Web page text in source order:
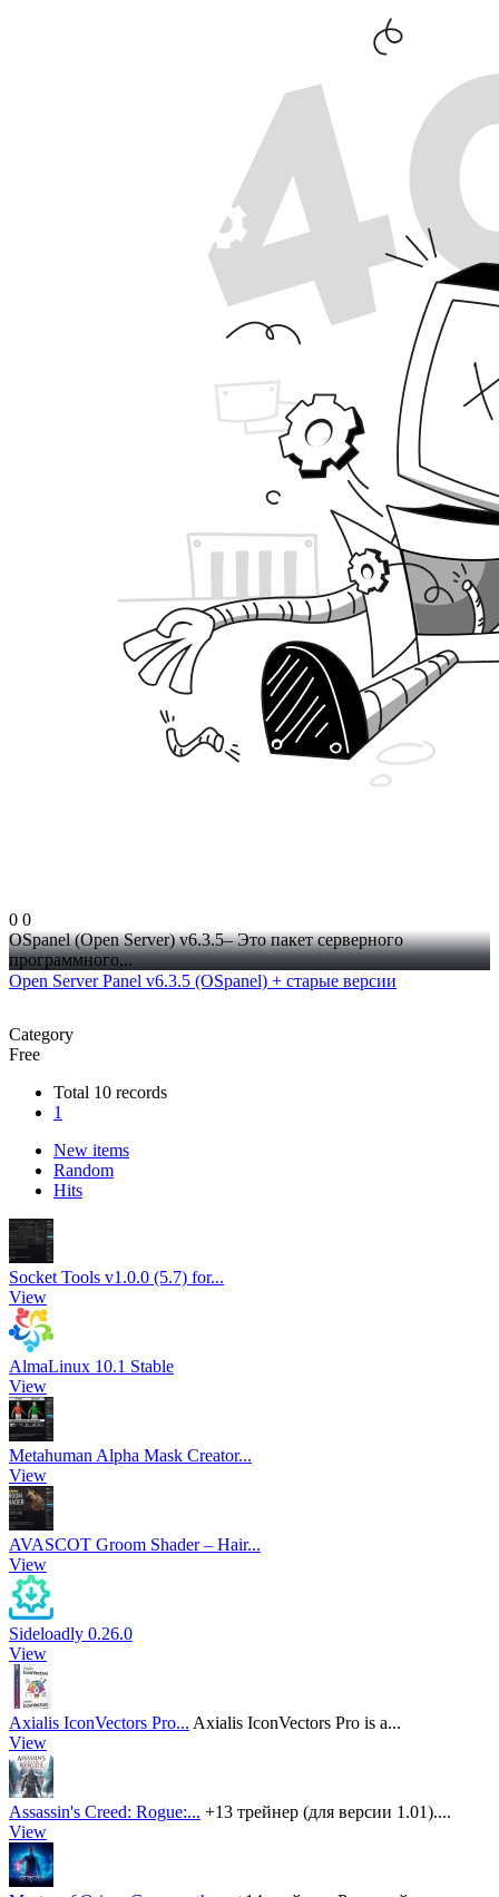
0 0
OSpanel (Open Server) v6.3.5– Это пакет серверного
программного...
Open Server Panel v6.3.5 (OSpanel) + старые версии
Category
Free
Total 10 records
1
New items
Random
Hits
Socket Tools v1.0.0 (5.7) for...
View
AlmaLinux 10.1 Stable
View
Metahuman Alpha Mask Creator...
View
AVASCOT Groom Shader – Hair...
View
Sideloadly 0.26.0
View
Axialis IconVectors Pro... Axialis IconVectors Pro is a...
View
Assassin's Creed: Rogue:... +13 трейнер (для версии 1.01)....
View